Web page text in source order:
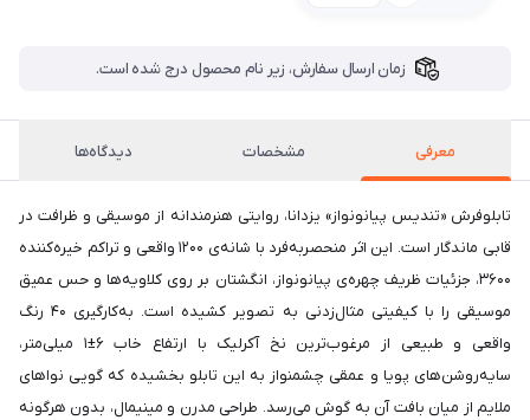
زمان ارسال سفارش، زیر نام محصول درج شده است.
معرفی مشخصات دیدگاه‌ها
تابلوفرش «تندیس پیانونواز» یزدانا، روایتی هنرمندانه از موسیقی و ظرافت در
قابی ماندگار است. این اثر منحصربه‌فرد با شانه‌ی ۱۲۰۰ واقعی و تراکم خیره‌کننده
۳۶۰۰، جزئیات ظریف چهره‌ی پیانونواز، انگشتان بر روی کلاویه‌ها و حس عمیق
موسیقی را با کیفیتی مثال‌زدنی به تصویر کشیده است. به‌کارگیری ۴۰ رنگ
واقعی و طبیعی از مرغوب‌ترین نخ آکرلیک با ارتفاع خاب ۶±۱ میلی‌متر،
سایه‌روشن‌های پویا و عمقی چشمنواز به این تابلو بخشیده که گویی نواهای
ملایم از میان بافت آن به گوش می‌رسد. طراحی مدرن و مینیمال، بدون هرگونه